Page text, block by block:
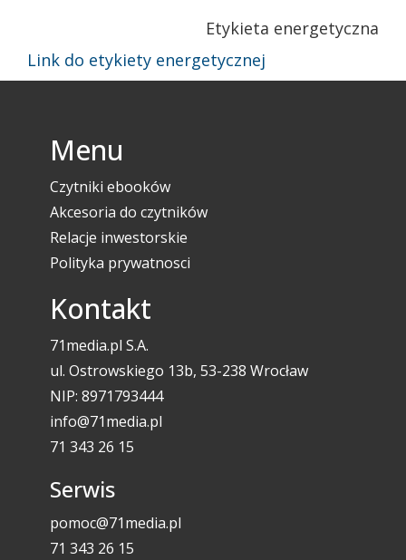
Etykieta energetyczna
Link do etykiety energetycznej
Menu
Czytniki ebooków
Akcesoria do czytników
Relacje inwestorskie
Polityka prywatnosci
Kontakt
71media.pl S.A.
ul. Ostrowskiego 13b, 53-238 Wrocław
NIP: 8971793444
info@71media.pl
71 343 26 15
Serwis
pomoc@71media.pl
71 343 26 15